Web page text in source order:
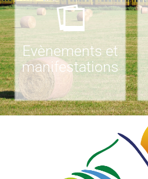
Evènements et
manifestations